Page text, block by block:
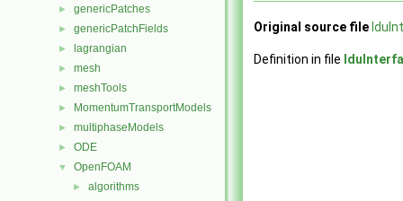
► genericPatches
► genericPatchFields
► lagrangian
► mesh
► meshTools
► MomentumTransportModels
► multiphaseModels
► ODE
▼ OpenFOAM
► algorithms
Original source file
Definition in file